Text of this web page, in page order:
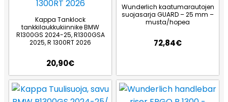
Kappa Tanklock
tankkilaukkukiinnike BMW
R1300GS 2024-25, R1300GSA
2025, R 1300RT 2026
20,90€
Wunderlich kaatumarautojen
suojasarja GUARD – 25 mm –
musta/hopea
72,84€